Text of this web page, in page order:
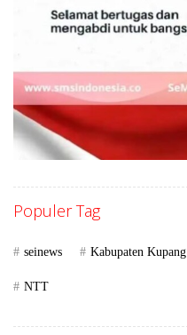
Populer Tag
seinews Kabupaten Kupang
NTT